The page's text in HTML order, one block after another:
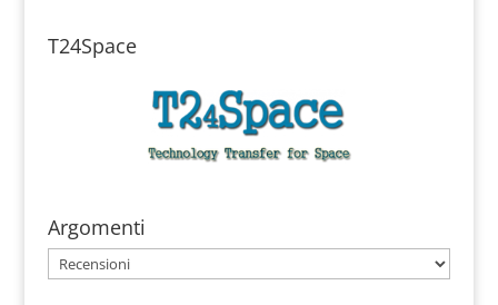
T24Space
Argomenti
Argomenti